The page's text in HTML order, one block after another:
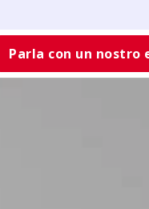
Parla con un nostro